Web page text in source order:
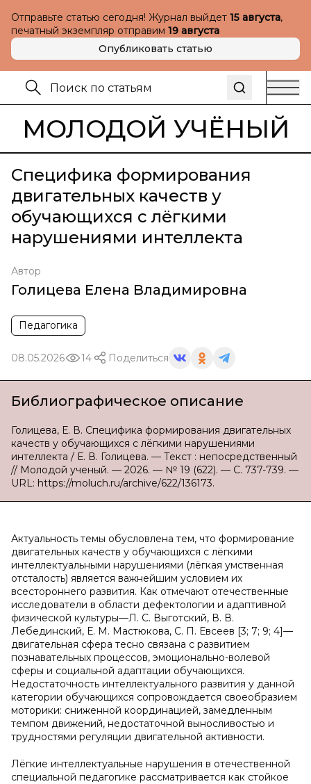
Отправьте статью сегодня! Журнал выйдет 15 августа,
печатный экземпляр отправим 19 августа
Опубликовать статью
МОЛОДОЙ УЧЁНЫЙ
Специфика формирования
двигательных качеств у
обучающихся с лёгкими
нарушениями интеллекта
Автор
Голицева Елена Владимировна
Педагогика
08.05.2026 14 Поделиться
Библиографическое описание
Голицева, Е. В. Специфика формирования двигательных
качеств у обучающихся с лёгкими нарушениями
интеллекта / Е. В. Голицева. — Текст : непосредственный
// Молодой ученый. — 2026. — № 19 (622). — С. 737-739. —
URL: https://moluch.ru/archive/622/136173.
Актуальность темы обусловлена тем, что формирование
двигательных качеств у обучающихся с лёгкими
интеллектуальными нарушениями (лёгкая умственная
отсталость) является важнейшим условием их
всестороннего развития. Как отмечают отечественные
исследователи в области дефектологии и адаптивной
физической культуры—Л. С. Выготский, В. В.
Лебединский, Е. М. Мастюкова, С. П. Евсеев [3; 7; 9; 4]—
двигательная сфера тесно связана с развитием
познавательных процессов, эмоционально-волевой
сферы и социальной адаптации обучающихся.
Недостаточность интеллектуального развития у данной
категории обучающихся сопровождается своеобразием
моторики: сниженной координацией, замедленным
темпом движений, недостаточной выносливостью и
трудностями регуляции двигательной активности.
Лёгкие интеллектуальные нарушения в отечественной
специальной педагогике рассматривается как стойкое